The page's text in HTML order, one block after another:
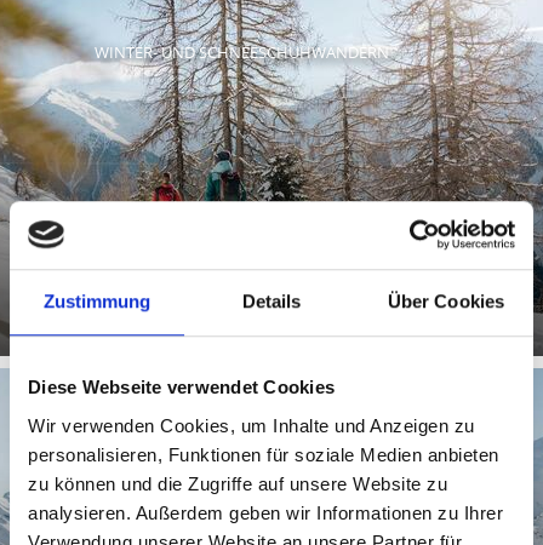
Zustimmung Details Über Cookies
Diese Webseite verwendet Cookies
Wir verwenden Cookies, um Inhalte und Anzeigen zu
personalisieren, Funktionen für soziale Medien anbieten
zu können und die Zugriffe auf unsere Website zu
analysieren. Außerdem geben wir Informationen zu Ihrer
WINTER- UND SCHNEESCHUHWANDERN
SKIGEBIET TRAFOI AM ORTLER